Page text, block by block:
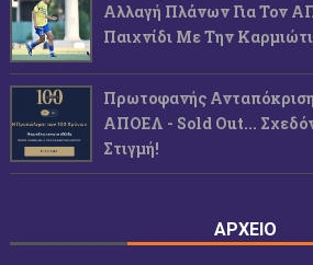
Αλλαγή Πλάνων Για Τον
Παιχνίδι Με Την
Πρωτοφανής
ΑΠΟΕΛ - Sold Out...
Στιγμή!
ΑΡΧΕΙΟ